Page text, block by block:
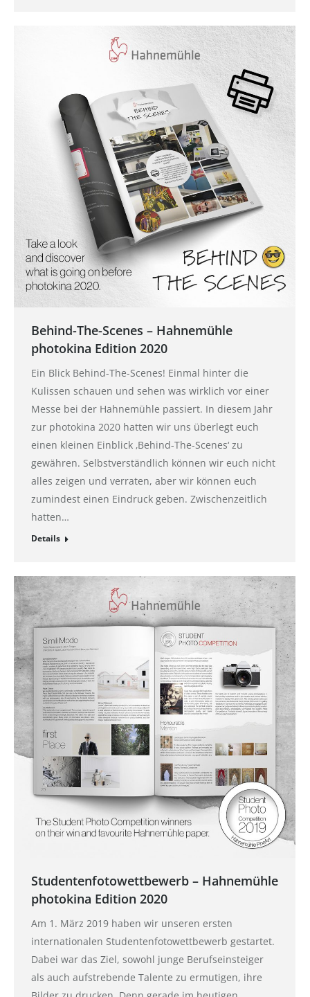
Behind-The-Scenes – Hahnemühle
photokina Edition 2020
Ein Blick Behind-The-Scenes! Einmal hinter die
Kulissen schauen und sehen was wirklich vor einer
Messe bei der Hahnemühle passiert. In diesem Jahr
zur photokina 2020 hatten wir uns überlegt euch
einen kleinen Einblick ‚Behind-The-Scenes‘ zu
gewähren. Selbstverständlich können wir euch nicht
alles zeigen und verraten, aber wir können euch
zumindest einen Eindruck geben. Zwischenzeitlich
hatten…
Details
Studentenfotowettbewerb – Hahnemühle
photokina Edition 2020
Am 1. März 2019 haben wir unseren ersten
internationalen Studentenfotowettbewerb gestartet.
Dabei war das Ziel, sowohl junge Berufseinsteiger
als auch aufstrebende Talente zu ermutigen, ihre